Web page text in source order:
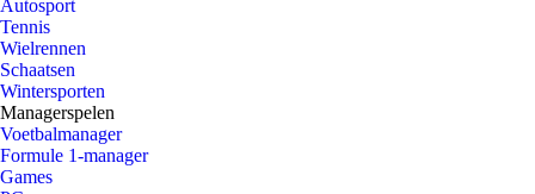
Autosport
Tennis
Wielrennen
Schaatsen
Wintersporten
Managerspelen
Voetbalmanager
Formule 1-manager
Games